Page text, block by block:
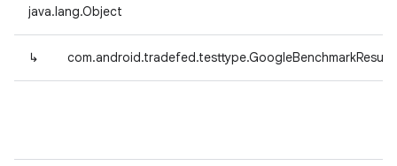
java.lang.Object
↳